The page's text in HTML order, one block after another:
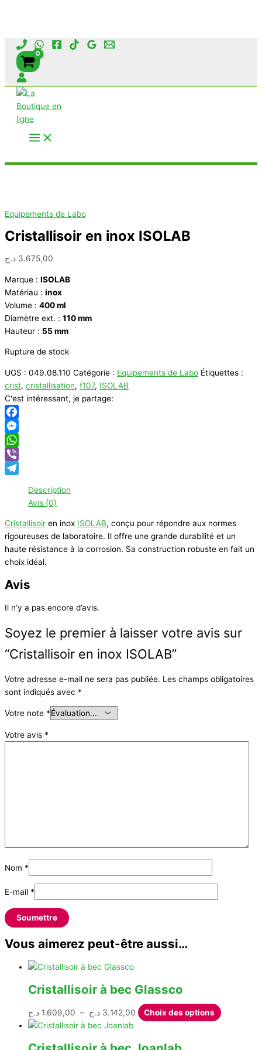
Aller
contenu
Equipements de Labo
Cristallisoir en inox ISOLAB
3.675,00 د.ج
Marque : ISOLAB
Matériau : inox
Volume : 400 ml
Diamètre ext. : 110 mm
Hauteur : 55 mm
Rupture de stock
UGS : 049.08.110 Catégorie : Equipements de Labo Étiquettes :
crist, cristallisation, f107, ISOLAB
C'est intéressant, je partage:
Facebook
Messenger
WhatsApp
Viber
Description
Avis (0)
Cristallisoir en inox ISOLAB, conçu pour répondre aux normes
rigoureuses de laboratoire. Il offre une grande durabilité et un
haute résistance à la corrosion. Sa construction robuste en fait un
choix idéal.
Avis
Il n’y a pas encore d’avis.
Soyez le premier à laisser votre avis sur
“Cristallisoir en inox ISOLAB”
Votre adresse e-mail ne sera pas publiée. Les champs obligatoires
sont indiqués avec *
Votre note *
Votre avis *
Nom *
E-mail *
Vous aimerez peut-être aussi…
Cristallisoir à bec Glassco
1.609,00 د.ج – 3.142,00 د.ج
Plage
Choix des options Ce